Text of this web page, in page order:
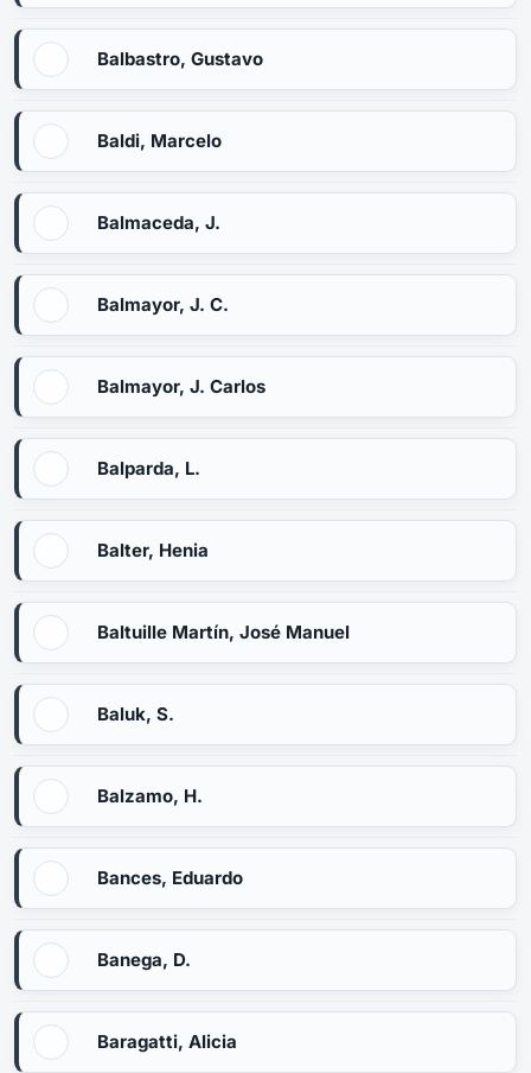
Balbastro, Gustavo
Baldi, Marcelo
Balmaceda, J.
Balmayor, J. C.
Balmayor, J. Carlos
Balparda, L.
Balter, Henia
Baltuille Martín, José Manuel
Baluk, S.
Balzamo, H.
Bances, Eduardo
Banega, D.
Baragatti, Alicia